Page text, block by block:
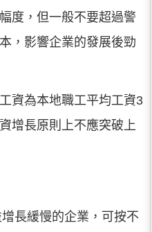
度，但一般不要超過警
，影響企業的發展後勁
資為本地職工平均工資3
增長原則上不應突破上
長緩慢的企業，可按不